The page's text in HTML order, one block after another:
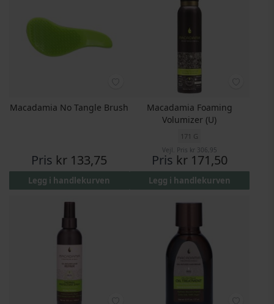
Macadamia No Tangle Brush
Pris kr 133,75
Legg i handlekurven
Macadamia Foaming
Volumizer (U)
171 G
Vejl. Pris kr 306,95
Pris kr 171,50
Legg i handlekurven